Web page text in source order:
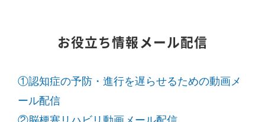
お役立ち情報メール配信
①認知症の予防・進行を遅らせるための動画メ
ール配信